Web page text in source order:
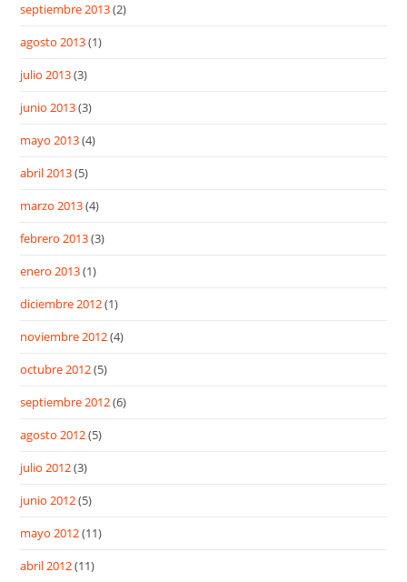
septiembre 2013(2)
agosto 2013(1)
julio 2013(3)
junio 2013(3)
mayo 2013(4)
abril 2013(5)
marzo 2013(4)
febrero 2013(3)
enero 2013(1)
diciembre 2012(1)
noviembre 2012(4)
octubre 2012(5)
septiembre 2012(6)
agosto 2012(5)
julio 2012(3)
junio 2012(5)
mayo 2012(11)
abril 2012(11)